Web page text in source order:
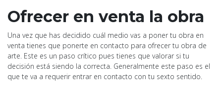
Ofrecer en venta la obra
Una vez que has decidido cuál medio vas a poner tu obra en
venta tienes que ponerte en contacto para ofrecer tu obra de
arte. Este es un paso crítico pues tienes que valorar si tu
decisión está siendo la correcta. Generalmente este paso es el
que te va a requerir entrar en contacto con tu sexto sentido.